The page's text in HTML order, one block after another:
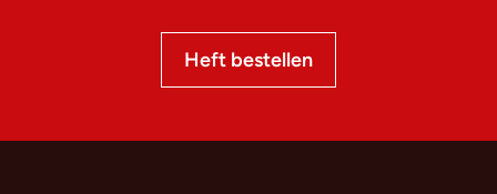
Heft bestellen